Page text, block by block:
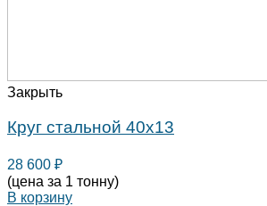
Закрыть
Круг стальной 40х13
28 600 ₽
(цена за 1 тонну)
В корзину